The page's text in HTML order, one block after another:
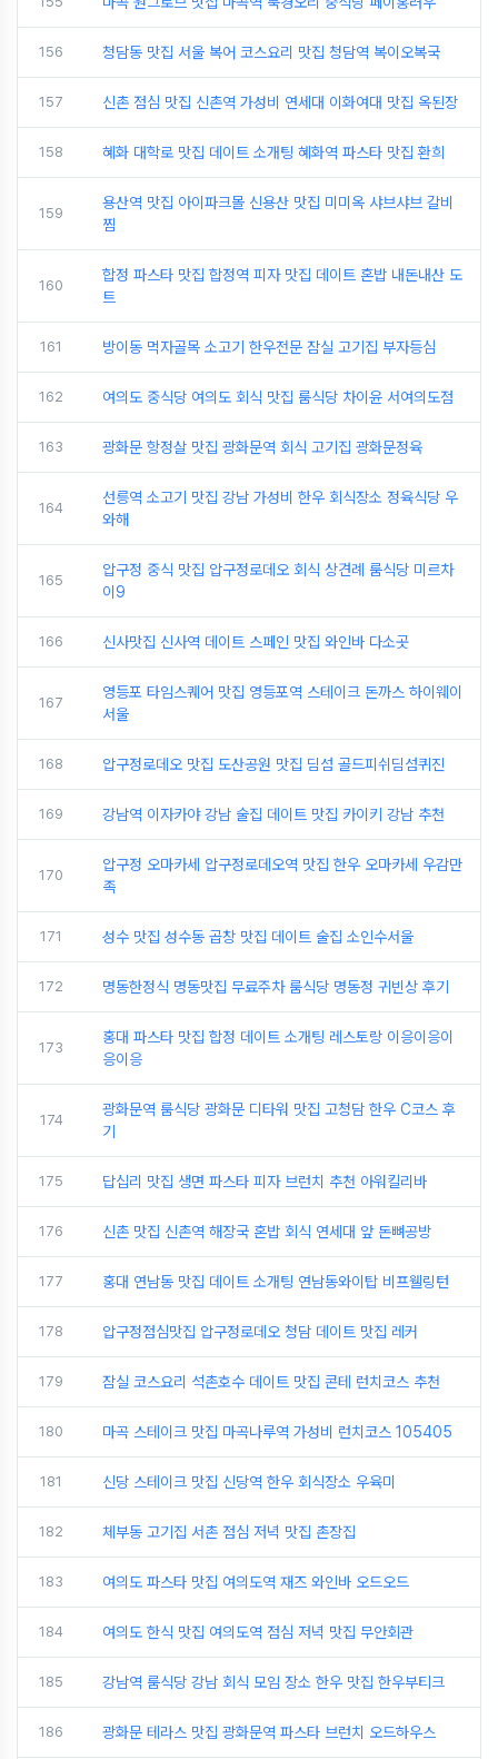
156 청담동 맛집 서울 복어 코스요리 맛집 청담역 복이오복국
157 신촌 점심 맛집 신촌역 가성비 연세대 이화여대 맛집 옥된장
158 혜화 대학로 맛집 데이트 소개팅 혜화역 파스타 맛집 환희
159
용산역 맛집 아이파크몰 신용산 맛집 미미옥 샤브샤브 갈비
찜
160
합정 파스타 맛집 합정역 피자 맛집 데이트 혼밥 내돈내산 도
트
161 방이동 먹자골목 소고기 한우전문 잠실 고기집 부자등심
162 여의도 중식당 여의도 회식 맛집 룸식당 차이윤 서여의도점
163 광화문 항정살 맛집 광화문역 회식 고기집 광화문정육
164
선릉역 소고기 맛집 강남 가성비 한우 회식장소 정육식당 우
와해
165
압구정 중식 맛집 압구정로데오 회식 상견례 룸식당 미르차
이9
166 신사맛집 신사역 데이트 스페인 맛집 와인바 다소곳
167
영등포 타임스퀘어 맛집 영등포역 스테이크 돈까스 하이웨이
서울
168 압구정로데오 맛집 도산공원 맛집 딤섬 골드피쉬딤섬퀴진
169 강남역 이자카야 강남 술집 데이트 맛집 카이키 강남 추천
170
압구정 오마카세 압구정로데오역 맛집 한우 오마카세 우감만
족
171 성수 맛집 성수동 곱창 맛집 데이트 술집 소인수서울
172 명동한정식 명동맛집 무료주차 룸식당 명동정 귀빈상 후기
173
홍대 파스타 맛집 합정 데이트 소개팅 레스토랑 이응이응이
응이응
174
광화문역 룸식당 광화문 디타워 맛집 고청담 한우 C코스 후
기
175 답십리 맛집 생면 파스타 피자 브런치 추천 아워킬리바
176 신촌 맛집 신촌역 해장국 혼밥 회식 연세대 앞 돈뼈공방
177 홍대 연남동 맛집 데이트 소개팅 연남동와이탑 비프웰링턴
178 압구정점심맛집 압구정로데오 청담 데이트 맛집 레커
179 잠실 코스요리 석촌호수 데이트 맛집 콘테 런치코스 추천
180 마곡 스테이크 맛집 마곡나루역 가성비 런치코스 105405
181 신당 스테이크 맛집 신당역 한우 회식장소 우육미
182 체부동 고기집 서촌 점심 저녁 맛집 촌장집
183 여의도 파스타 맛집 여의도역 재즈 와인바 오드오드
184 여의도 한식 맛집 여의도역 점심 저녁 맛집 무안회관
185 강남역 룸식당 강남 회식 모임 장소 한우 맛집 한우부티크
186 광화문 테라스 맛집 광화문역 파스타 브런치 오드하우스